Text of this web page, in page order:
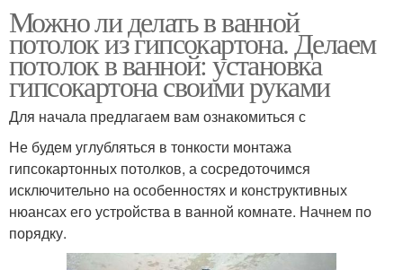
Можно ли делать в ванной
потолок из гипсокартона. Делаем
потолок в ванной: установка
гипсокартона своими руками
Для начала предлагаем вам ознакомиться с
Не будем углубляться в тонкости монтажа
гипсокартонных потолков, а сосредоточимся
исключительно на особенностях и конструктивных
нюансах его устройства в ванной комнате. Начнем по
порядку.